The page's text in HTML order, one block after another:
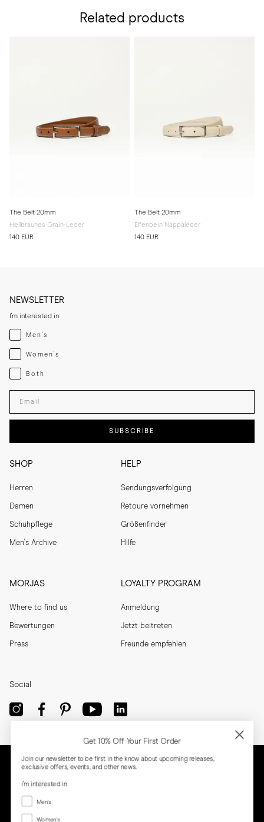
Related products
The Belt 20mm
Hellbraunes Grain-Leder
140 EUR
The Belt 20mm
Elfenbein Nappaleder
140 EUR
SHOP
Herren
Damen
Schuhpflege
Men's Archive
HELP
Sendungsverfolgung
Retoure vornehmen
Größenfinder
Hilfe
MORJAS
Where to find us
Bewertungen
Press
LOYALTY PROGRAM
Anmeldung
Jetzt beitreten
Freunde empfehlen
NEWSLETTER
I'm interested in
Menswear
Men's
Womenswear
Women's
Both
Both
Enter your email adress
SUBSCRIBE
Social
Get 10% Off Your First Order
Join our newsletter to be first in the know about upcoming releases,
exclusive offers, events, and other news.
I'm interested in
Menswear
Men's
Women's
Women's